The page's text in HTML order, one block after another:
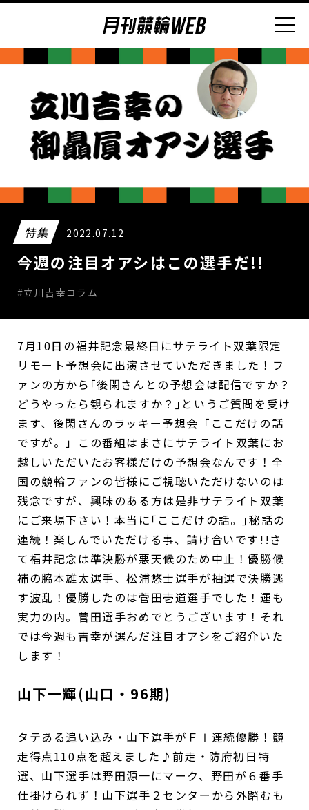
特集 2022.07.12
今週の注目オアシはこの選手だ!!
#立川吉幸コラム
7月10日の福井記念最終日にサテライト双葉限定
リモート予想会に出演させていただきました！フ
ァンの方から｢後閑さんとの予想会は配信ですか？
どうやったら観られますか？｣というご質問を受け
ます、後閑さんのラッキー予想会「ここだけの話
ですが。」この番組はまさにサテライト双葉にお
越しいただいたお客様だけの予想会なんです！全
国の競輪ファンの皆様にご視聴いただけないのは
残念ですが、興味のある方は是非サテライト双葉
にご来場下さい！本当に｢ここだけの話。｣秘話の
連続！楽しんでいただける事、請け合いです!!さ
て福井記念は準決勝が悪天候のため中止！優勝候
補の脇本雄太選手、松浦悠士選手が抽選で決勝逃
す波乱！優勝したのは菅田壱道選手でした！運も
実力の内。菅田選手おめでとうございます！それ
では今週も吉幸が選んだ注目オアシをご紹介いた
します！
山下一輝(山口・96期)
タテある追い込み・山下選手がＦⅠ連続優勝！競
走得点110点を超えました♪前走・防府初日特
選、山下選手は野田源一にマーク、野田が６番手
仕掛けられず！山下選手２センターから外踏むも